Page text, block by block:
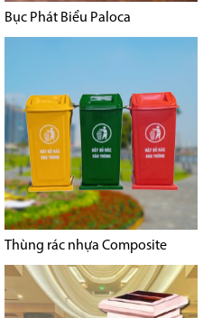
Bục Phát Biểu Paloca
Thùng rác nhựa Composite